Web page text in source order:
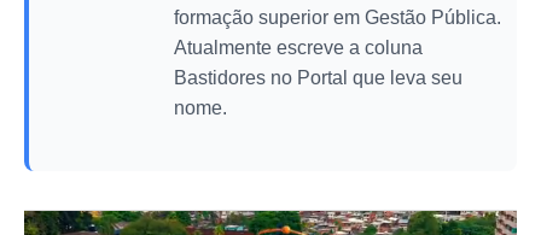
formação superior em Gestão Pública.
Atualmente escreve a coluna
Bastidores no Portal que leva seu
nome.